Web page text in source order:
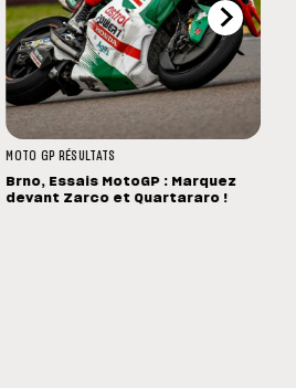
MOTO GP RÉSULTATS
Brno, Essais MotoGP : Marquez
devant Zarco et Quartararo !